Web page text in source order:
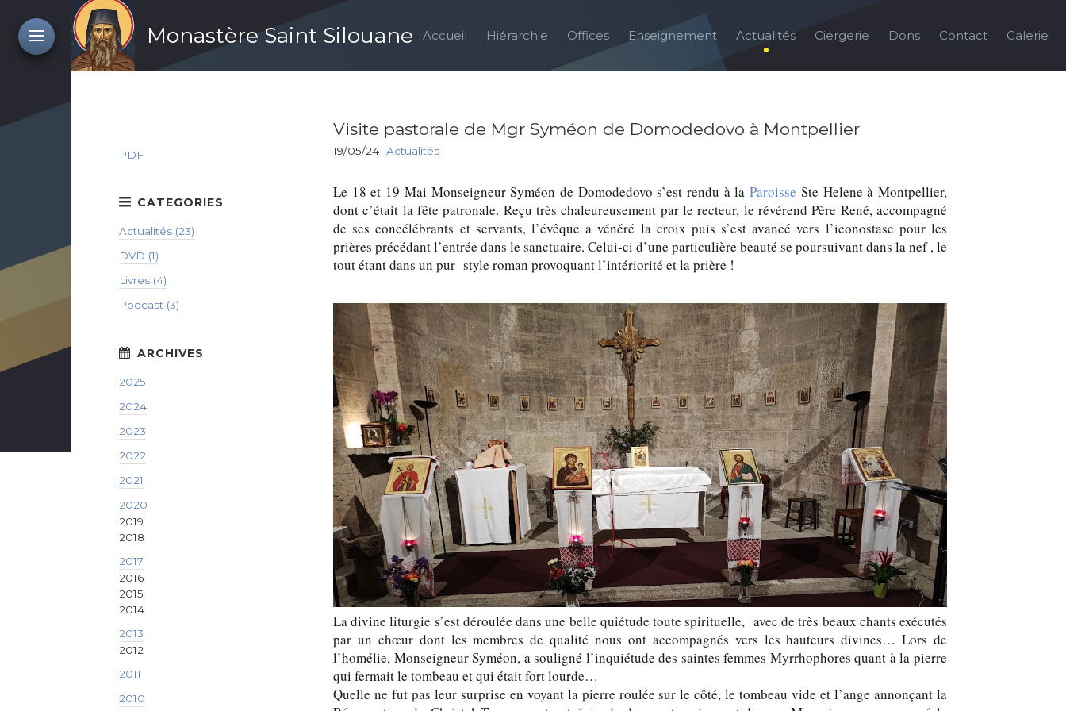
Monastère Saint Silouane Accueil Hiérarchie Offices Enseignement Actualités Ciergerie Dons Contact Galerie
Visite pastorale de Mgr Syméon de Domodedovo à Montpellier
19/05/24 Actualités
Le 18 et 19 Mai Monseigneur Syméon de Domodedovo s’est rendu à laParoisse Ste Helene à Montpellier,
dont c’était la fête patronale. Reçu très chaleureusement par le recteur, le révérend Père René, accompagné
de ses concélébrants et servants, l’évêque a vénéré la croix puis s’est avancé vers l’iconostase pour les
prières précédant l’entrée dans le sanctuaire. Celui-ci d’une particulière beauté se poursuivant dans la nef , le
tout étant dans un pur style roman provoquant l’intériorité et la prière !
La divine liturgie s’est déroulée dans une belle quiétude toute spirituelle, avec de très beaux chants exécutés
par un chœur dont les membres de qualité nous ont accompagnés vers les hauteurs divines… Lors de
l’homélie, Monseigneur Syméon, a souligné l’inquiétude des saintes femmes Myrrhophores quant à la pierre
qui fermait le tombeau et qui était fort lourde…
Quelle ne fut pas leur surprise en voyant la pierre roulée sur le côté, le tombeau vide et l’ange annonçant la
PDF
Actualités (23)
DVD (1)
Livres (4)
Podcast (3)
2025
2024
2023
2022
2021
2020
2019
2018
2017
2016
2015
2014
2013
2012
2011
2010